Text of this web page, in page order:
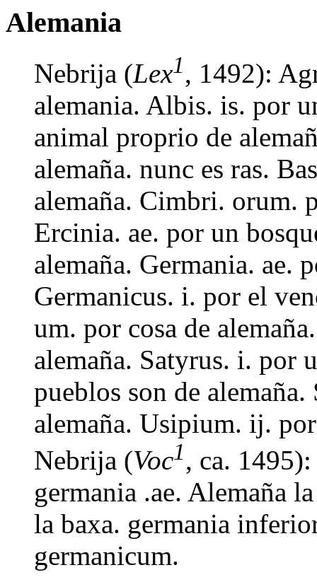
Alemania
Nebrija (Lex1, 1492):
alemania. Albis. is. por
animal proprio de
alemaña. nunc es ras.
alemaña. Cimbri. orum.
Ercinia. ae. por un
alemaña. Germania. ae.
Germanicus. i. por el
um. por cosa de
alemaña. Satyrus. i. por
pueblos son de
alemaña. Usipium. ij.
Nebrija (Voc1, ca.
germania .ae. Alemaña
la baxa. germania
germanicum.